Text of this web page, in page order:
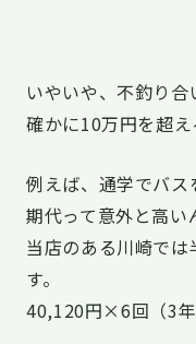
いやいや、不釣り
確かに10万円を超
例えば、通学でバ
期代って意外と高い
当店のある川崎で
す。
40,120円×6回（3年